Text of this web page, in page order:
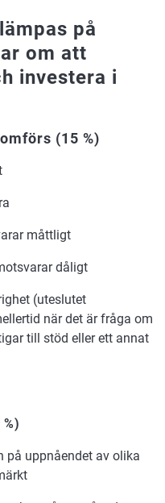
på
om att
investera i
(15 %)
måttligt
dåligt
(uteslutet
när det är fråga om
till stöd eller ett annat
på uppnåendet av olika